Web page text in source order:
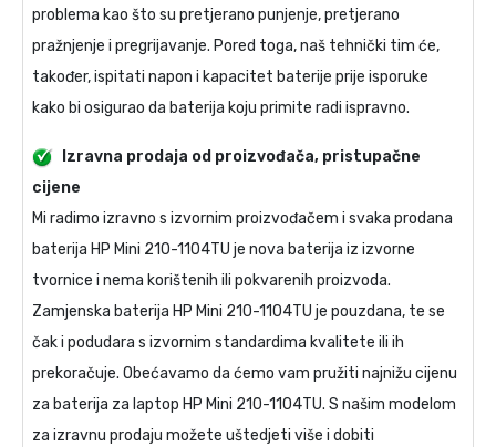
problema kao što su pretjerano punjenje, pretjerano
pražnjenje i pregrijavanje. Pored toga, naš tehnički tim će,
također, ispitati napon i kapacitet baterije prije isporuke
kako bi osigurao da baterija koju primite radi ispravno.
Izravna prodaja od proizvođača, pristupačne
cijene
Mi radimo izravno s izvornim proizvođačem i svaka prodana
baterija HP Mini 210-1104TU je nova baterija iz izvorne
tvornice i nema korištenih ili pokvarenih proizvoda.
Zamjenska baterija HP Mini 210-1104TU je pouzdana, te se
čak i podudara s izvornim standardima kvalitete ili ih
prekoračuje. Obećavamo da ćemo vam pružiti najnižu cijenu
za baterija za laptop HP Mini 210-1104TU. S našim modelom
za izravnu prodaju možete uštedjeti više i dobiti